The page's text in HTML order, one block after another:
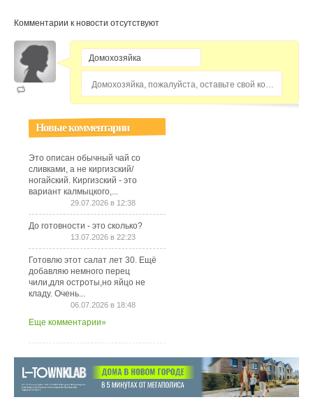
Комментарии к новости отсутствуют
Домохозяйка, пожалуйста, оставьте свой комментарий...
Новые комментарии
Это описан обычный чай со
сливками, а не киргизский/
ногайский. Киргизский - это
вариант калмыцкого,...
29.07.2026 в 12:38
До готовности - это сколько?
13.07.2026 в 22:23
Готовлю этот салат лет 30. Ещё
добавляю немного перец
чили,для остроты,но яйцо не
кладу. Очень...
06.07.2026 в 18:48
Еще комментарии»